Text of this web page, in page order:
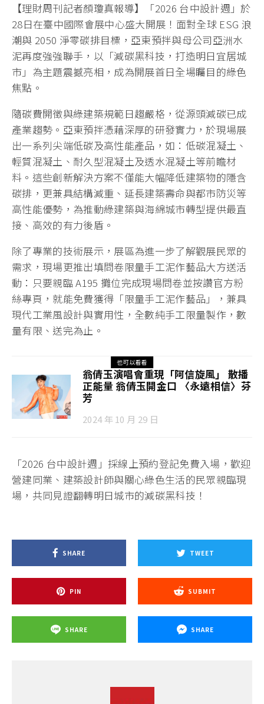
【理財周刊記者顏瓊真報導】「2026 台中設計週」於
28日在臺中國際會展中心盛大開展！面對全球 ESG 浪
潮與 2050 淨零碳排目標，亞東預拌與母公司亞洲水
泥再度強強聯手，以「減碳黑科技，打造明日宜居城
市」為主題震撼亮相，成為開展首日全場矚目的綠色
焦點。
隨碳費開徵與綠建築規範日趨嚴格，從源頭減碳已成
產業趨勢。亞東預拌憑藉深厚的研發實力，於現場展
出一系列尖端低碳及高性能產品，如：低碳混凝土、
輕質混凝土、耐久型混凝土及透水混凝土等前瞻材
料。這些創新解決方案不僅能大幅降低建築物的隱含
碳排，更兼具結構減重、延長建築壽命與都市防災等
高性能優勢，為推動綠建築與海綿城市轉型提供最直
接、高效的有力後盾。
除了專業的技術展示，展區為進一步了解觀展民眾的
需求，現場更推出填問卷限量手工泥作藝品大方送活
動：只要親臨 A195 攤位完成現場問卷並按讚官方粉
絲專頁，就能免費獲得「限量手工泥作藝品」，兼具
現代工業風設計與實用性，全數純手工限量製作，數
量有限、送完為止。
也可以看看
翁倩玉演唱會重現「阿信旋風」 散播
正能量 翁倩玉開金口 〈永遠相信〉芬
芳
2024 年 10 月 29 日
「2026 台中設計週」採線上預約登記免費入場，歡迎
營建同業、建築設計師與關心綠色生活的民眾親臨現
場，共同見證翻轉明日城市的減碳黑科技！
SHARE TWEET
PIN SUBMIT
SHARE SHARE